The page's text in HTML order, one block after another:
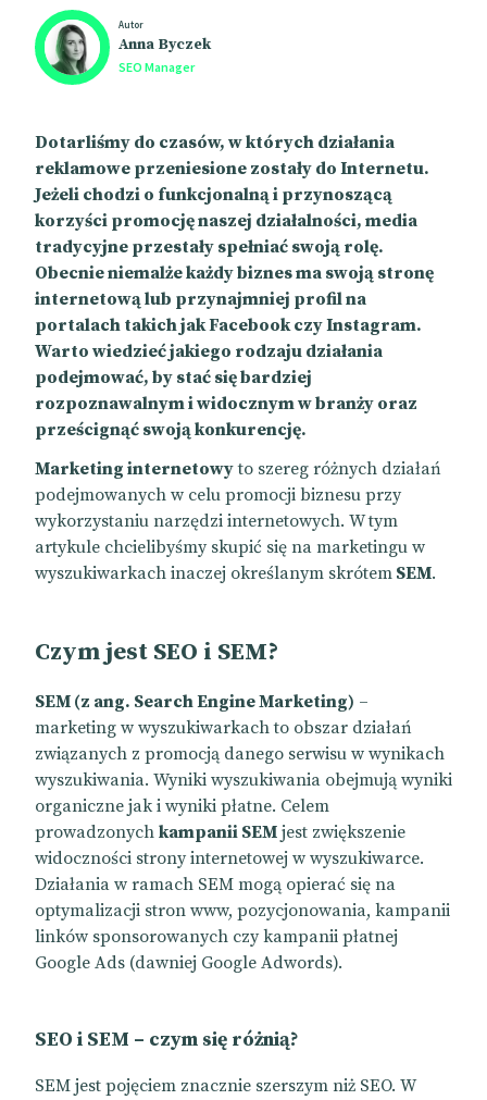
Autor
Anna Byczek
SEO Manager
Dotarliśmy do czasów, w których działania
reklamowe przeniesione zostały do Internetu.
Jeżeli chodzi o funkcjonalną i przynoszącą
korzyści promocję naszej działalności, media
tradycyjne przestały spełniać swoją rolę.
Obecnie niemalże każdy biznes ma swoją stronę
internetową lub przynajmniej profil na
portalach takich jak Facebook czy Instagram.
Warto wiedzieć jakiego rodzaju działania
podejmować, by stać się bardziej
rozpoznawalnym i widocznym w branży oraz
prześcignąć swoją konkurencję.
Marketing internetowyto szereg różnych działań
podejmowanych w celu promocji biznesu przy
wykorzystaniu narzędzi internetowych. W tym
artykule chcielibyśmy skupić się na marketingu w
wyszukiwarkach inaczej określanym skrótem SEM.
Czym jest SEO i SEM?
SEM (z ang. Search Engine Marketing) –
marketing w wyszukiwarkach to obszar działań
związanych z promocją danego serwisu w wynikach
wyszukiwania. Wyniki wyszukiwania obejmują wyniki
organiczne jak i wyniki płatne. Celem
prowadzonych kampanii SEM jest zwiększenie
widoczności strony internetowej w wyszukiwarce.
Działania w ramach SEM mogą opierać się na
optymalizacji stron www, pozycjonowania, kampanii
linków sponsorowanych czy kampanii płatnej
Google Ads (dawniej Google Adwords).
SEO i SEM – czym się różnią?
SEM jest pojęciem znacznie szerszym niż SEO. W